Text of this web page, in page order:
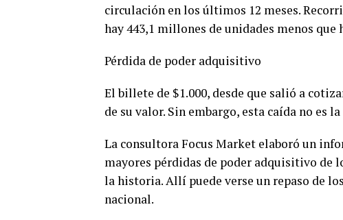
circulación en los últimos 12 meses.
hay 443,1 millones de unidades menos que
Pérdida de poder adquisitivo
El billete de $1.000, desde que salió a
de su valor. Sin embargo, esta caída no es
La consultora Focus Market elaboró un
mayores pérdidas de poder adquisitivo de
la historia. Allí puede verse un repaso de
nacional.